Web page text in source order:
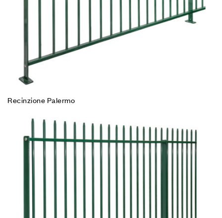
Recinzione Palermo